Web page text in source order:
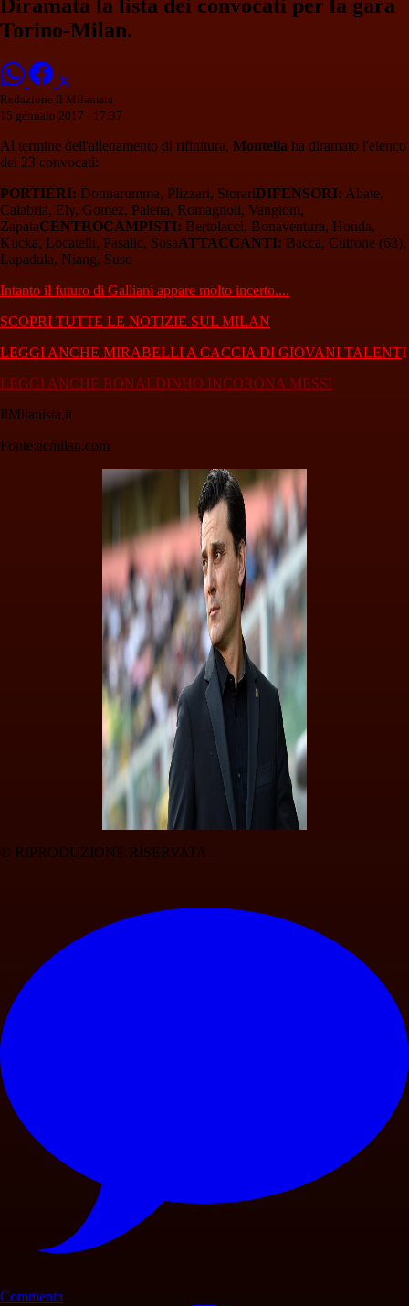
Diramata la lista dei convocati per la gara
Torino-Milan.
Redazione Il Milanista
15 gennaio 2017 - 17:37
Al termine dell'allenamento di rifinitura, Montella ha diramato l'elenco
dei 23 convocati:
PORTIERI: Donnarumma, Plizzari, StorariDIFENSORI: Abate,
Calabria, Ely, Gomez, Paletta, Romagnoli, Vangioni,
ZapataCENTROCAMPISTI: Bertolacci, Bonaventura, Honda,
Kucka, Locatelli, Pasalic, SosaATTACCANTI: Bacca, Cutrone (63),
Lapadula, Niang, Suso
Intanto il futuro di Galliani appare molto incerto....
SCOPRI TUTTE LE NOTIZIE SUL MILAN
LEGGI ANCHE MIRABELLI A CACCIA DI GIOVANI TALENTI
LEGGI ANCHE RONALDINHO INCORONA MESSI
IlMilanista.it
Fonte:acmilan.com
© RIPRODUZIONE RISERVATA
Commenta